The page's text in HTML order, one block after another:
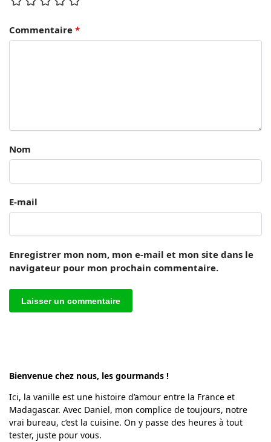
Commentaire *
Nom
E-mail
Enregistrer mon nom, mon e-mail et mon site dans le
navigateur pour mon prochain commentaire.
Bienvenue chez nous, les gourmands !
Ici, la vanille est une histoire d’amour entre la France et
Madagascar. Avec Daniel, mon complice de toujours, notre
vrai bureau, c’est la cuisine. On y passe des heures à tout
tester, juste pour vous.